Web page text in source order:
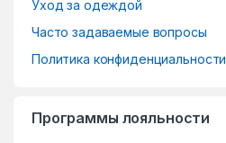
Уход за одеждой
Часто задаваемые вопросы
Политика конфиденциальности
Программы лояльности